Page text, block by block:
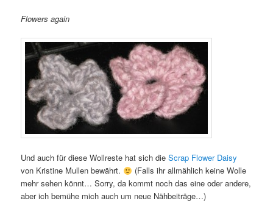
Flowers again
Und auch für diese Wollreste hat sich dieScrap Flower Daisy
von Kristine Mullen bewährt.
(Falls ihr allmählich keine Wolle
mehr sehen könnt… Sorry, da kommt noch das eine oder andere,
aber ich bemühe mich auch um neue Nähbeiträge…)